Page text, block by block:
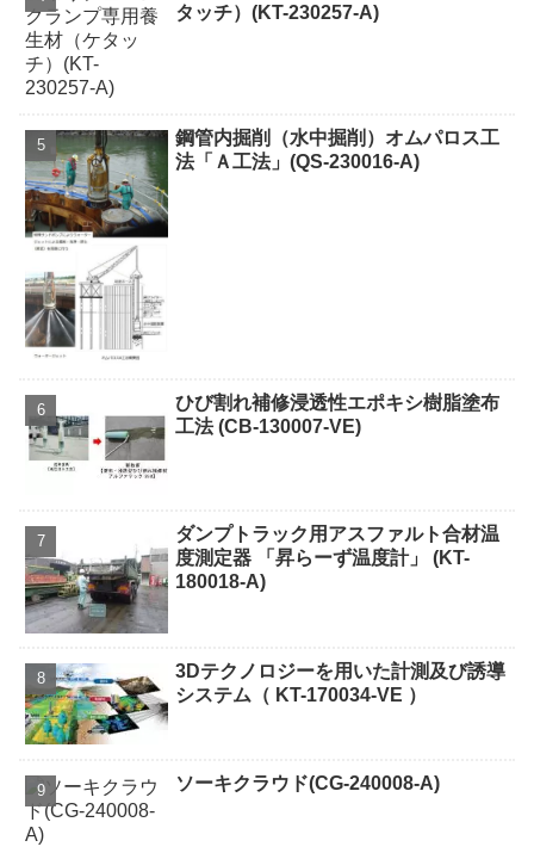
タッチ）(KT-230257-A)
鋼管内掘削（水中掘削）オムパロス工
法「Ａ工法」(QS-230016-A)
ひび割れ補修浸透性エポキシ樹脂塗布
工法 (CB-130007-VE)
ダンプトラック用アスファルト合材温
度測定器 「昇らーず温度計」 (KT-
180018-A)
3Dテクノロジーを用いた計測及び誘導
システム（ KT-170034-VE ）
ソーキクラウド(CG-240008-A)